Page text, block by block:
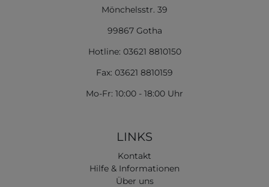
Mönchelsstr. 39
99867 Gotha
Hotline: 03621 8810150
Fax: 03621 8810159
Mo-Fr: 10:00 - 18:00 Uhr
LINKS
Kontakt
Hilfe & Informationen
Über uns